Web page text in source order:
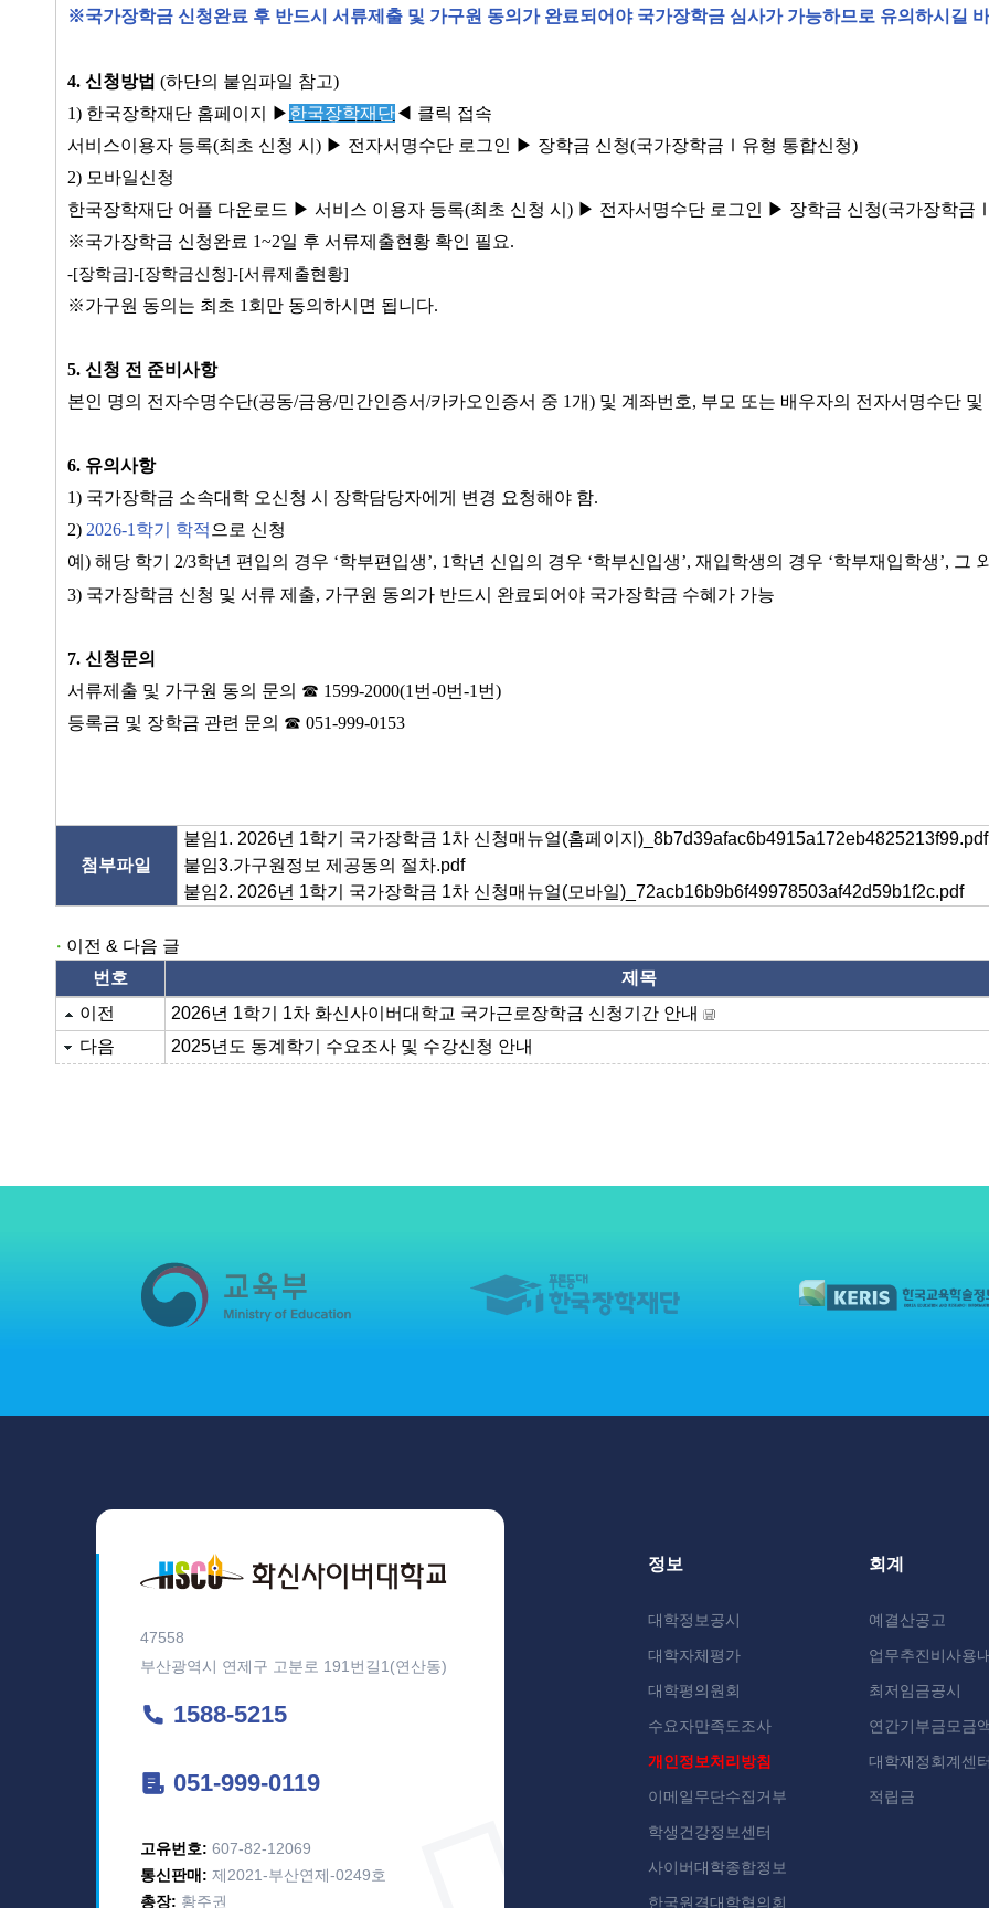
※국가장학금 신청완료 후 반드시 서류제출 및 가구원 동의가 완료되어야 국가장학금 심사가 가능하므로 유의하시길
4. 신청방법 (하단의 붙임파일 참고)
1) 한국장학재단 홈페이지 ▶ 한국장학재단◀ 클릭 접속
서비스이용자 등록(최초 신청 시 ) ▶ 전자서명수단 로그인 ▶ 장학금 신청(국가장학금 Ⅰ 유형 통합신청)
2) 모바일신청
한국장학재단 어플 다운로드 ▶ 서비스 이용자 등록(최초 신청 시 ) ▶ 전자서명수단 로그인 ▶ 장학금 신청(국가장학금 Ⅰ
※국가장학금 신청완료 1~2일 후 서류제출현황 확인 필요.
-[장학금]-[장학금신청]-[서류제출현황]
※가구원 동의는 최초 1 회만 동의하시면 됩니다.
5. 신청 전 준비사항
본인 명의 전자수명수단(공동/금융/민간인증서/카카오인증서 중 1개) 및 계좌번호, 부모 또는 배우자의 전자서명수단 및
6. 유의사항
1) 국가장학금 소속대학 오신청 시 장학담당자에게 변경 요청해야 함.
2) 2026-1 학기 학적 으로 신청
예 ) 해당 학기 2/3학년 편입의 경우 ‘학부편입생’, 1학년 신입의 경우 ‘학부신입생’, 재입학생의 경우 ‘학부재입학생’, 그
3) 국가장학금 신청 및 서류 제출, 가구원 동의가 반드시 완료되어야 국가장학금 수혜가 가능
7. 신청문의
서류제출 및 가구원 동의 문의 ☎ 1599-2000(1 번-0번-1 번)
등록금 및 장학금 관련 문의 ☎ 051-999-0153
첨부파일
붙임1. 2026년 1학기 국가장학금 1차 신청매뉴얼(홈페이지)_8b7d39afac6b4915a172eb4825213f99.pdf
붙임3.가구원정보 제공동의 절차.pdf
붙임2. 2026년 1학기 국가장학금 1차 신청매뉴얼(모바일)_72acb16b9b6f49978503af42d59b1f2c.pdf
이전 & 다음 글
이전 & 다음 글
번호 제목
이전
2026년 1학기 1차 화신사이버대학교 국가근로장학금 신청기간 안내
다음
2025년도 동계학기 수요조사 및 수강신청 안내
47558
부산광역시 연제구 고분로 191번길1(연산동)
1588-5215
051-999-0119
고유번호: 607-82-12069
통신판매: 제2021-부산연제-0249호
총장: 황주권
정보
대학정보공시
대학자체평가
대학평의원회
수요자만족도조사
개인정보처리방침
이메일무단수집거부
학생건강정보센터
사이버대학종합정보
한국원격대학협의회
회계
예결산공고
업무추진비사용
최저임금공시
연간기부금모금
대학재정회계센터
적립금